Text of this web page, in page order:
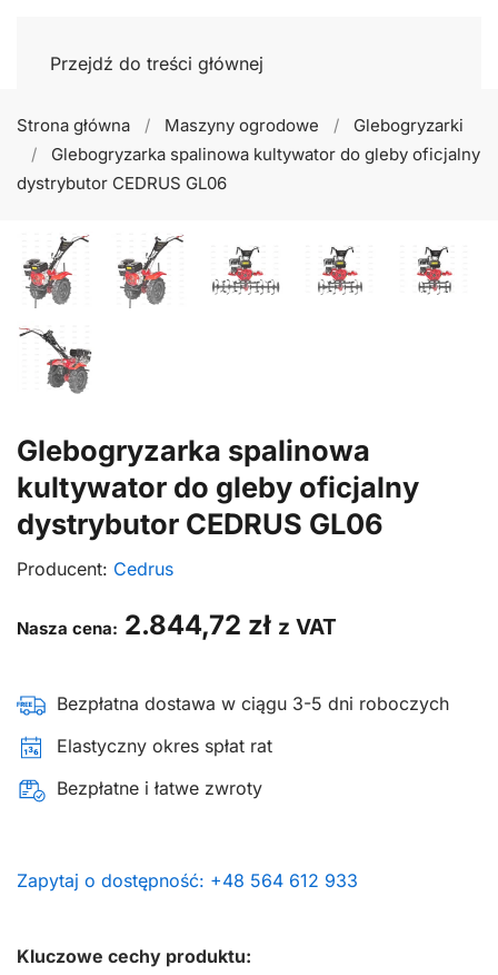
Przejdź do treści głównej
Strona główna Maszyny ogrodowe
Glebogryzarki
Glebogryzarka spalinowa kultywator do gleby oficjalny
dystrybutor CEDRUS GL06
Glebogryzarka spalinowa
kultywator do gleby oficjalny
dystrybutor CEDRUS GL06
Producent: Cedrus
Nasza cena: 2.844,72 zł z VAT
Bezpłatna dostawa w ciągu 3-5 dni roboczych
Elastyczny okres spłat rat
Bezpłatne i łatwe zwroty
Zapytaj o dostępność: +48 564 612 933
Kluczowe cechy produktu: